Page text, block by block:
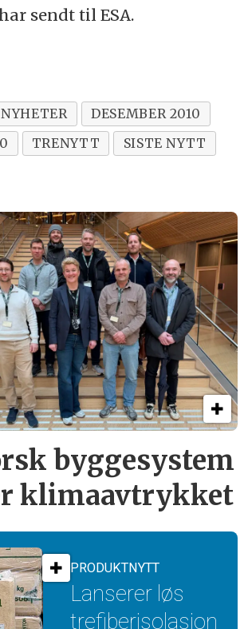
sendt til ESA.
NYHETER
DESEMBER 2010
TRENYTT SISTE NYTT
byggesystem
klimaavtrykket
PRODUKTNYTT
Lanserer løs
trefiber­isolasjon